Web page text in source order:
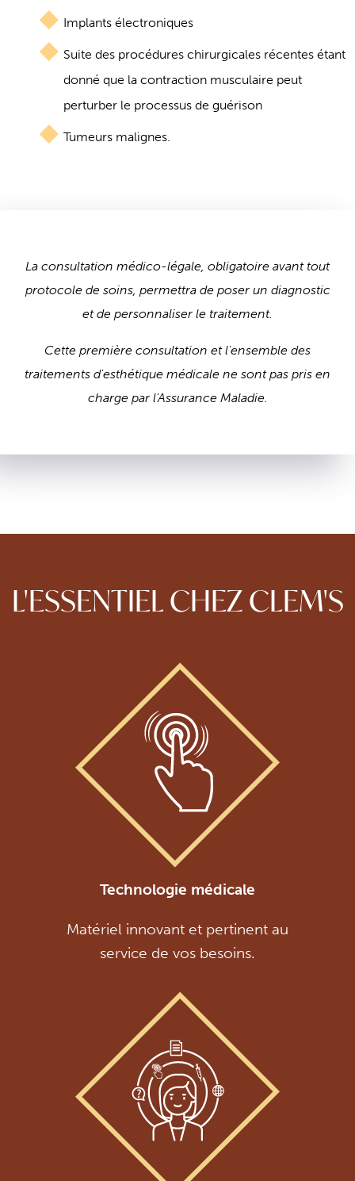
Implants électroniques
Suite des procédures chirurgicales récentes étant
donné que la contraction musculaire peut
perturber le processus de guérison
Tumeurs malignes.
La consultation médico-légale, obligatoire avant tout
protocole de soins, permettra de poser un diagnostic
et de personnaliser le traitement.
Cette première consultation et l'ensemble des
traitements d'esthétique médicale ne sont pas pris en
charge par l'Assurance Maladie.
L'ESSENTIEL CHEZ CLEM'S
Technologie médicale
Matériel innovant et pertinent au
service de vos besoins.